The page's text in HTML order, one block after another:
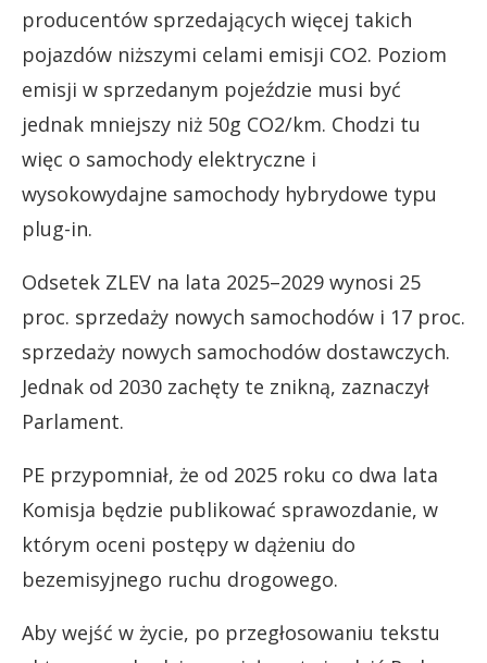
producentów sprzedających więcej takich
pojazdów niższymi celami emisji CO2. Poziom
emisji w sprzedanym pojeździe musi być
jednak mniejszy niż 50g CO2/km. Chodzi tu
więc o samochody elektryczne i
wysokowydajne samochody hybrydowe typu
plug-in.
Odsetek ZLEV na lata 2025–2029 wynosi 25
proc. sprzedaży nowych samochodów i 17 proc.
sprzedaży nowych samochodów dostawczych.
Jednak od 2030 zachęty te znikną, zaznaczył
Parlament.
PE przypomniał, że od 2025 roku co dwa lata
Komisja będzie publikować sprawozdanie, w
którym oceni postępy w dążeniu do
bezemisyjnego ruchu drogowego.
Aby wejść w życie, po przegłosowaniu tekstu